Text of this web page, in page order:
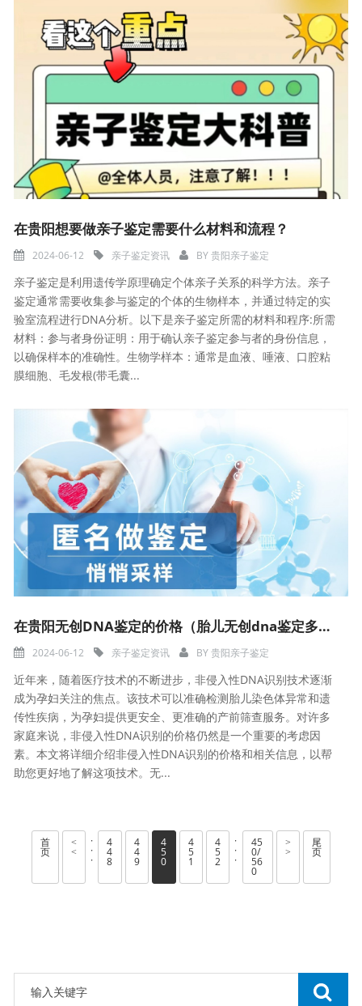
在贵阳想要做亲子鉴定需要什么材料和流程？
2024-06-12 亲子鉴定资讯 BY贵阳亲子鉴定
亲子鉴定是利用遗传学原理确定个体亲子关系的科学方法。亲子
鉴定通常需要收集参与鉴定的个体的生物样本，并通过特定的实
验室流程进行DNA分析。以下是亲子鉴定所需的材料和程序:所需
材料：参与者身份证明：用于确认亲子鉴定参与者的身份信息，
以确保样本的准确性。生物学样本：通常是血液、唾液、口腔粘
膜细胞、毛发根(带毛囊...
在贵阳无创DNA鉴定的价格（胎儿无创dna鉴定多少钱）
2024-06-12 亲子鉴定资讯 BY贵阳亲子鉴定
近年来，随着医疗技术的不断进步，非侵入性DNA识别技术逐渐
成为孕妇关注的焦点。该技术可以准确检测胎儿染色体异常和遗
传性疾病，为孕妇提供更安全、更准确的产前筛查服务。对许多
家庭来说，非侵入性DNA识别的价格仍然是一个重要的考虑因
素。本文将详细介绍非侵入性DNA识别的价格和相关信息，以帮
助您更好地了解这项技术。无...
首
页
<
<
·
·
·
4
4
8
4
4
9
4
5
0
4
5
1
4
5
2
·
·
·
45
0/
56
0
>
>
尾
页